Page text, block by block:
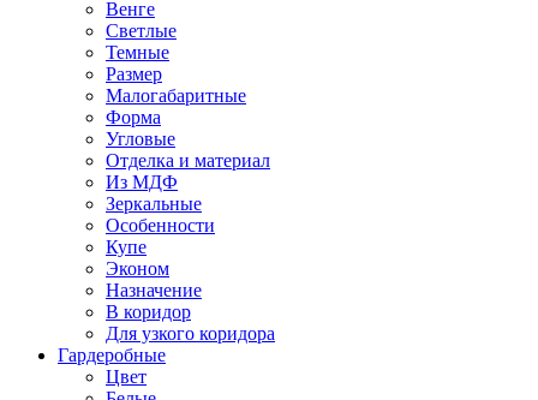
Венге
Светлые
Темные
Размер
Малогабаритные
Форма
Угловые
Отделка и материал
Из МДФ
Зеркальные
Особенности
Купе
Эконом
Назначение
В коридор
Для узкого коридора
Гардеробные
Цвет